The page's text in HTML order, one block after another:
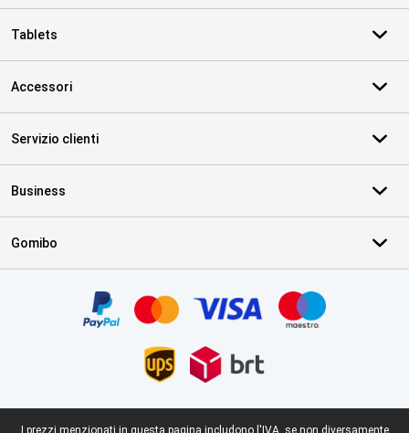
Tablets
Accessori
Servizio clienti
Business
Gomibo
I prezzi menzionati in questa pagina includono l'IVA, se non diversamente